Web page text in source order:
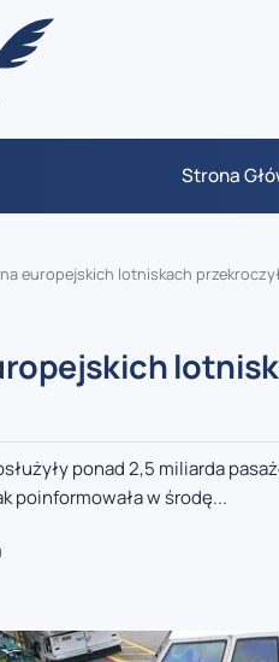
Strona
europejskich lotniskach
ponad 2,5 miliarda
poinformowała w środę...